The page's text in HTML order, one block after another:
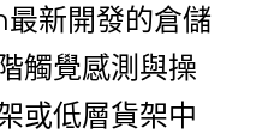
新開發的倉儲
觸覺感測與操
或低層貨架中